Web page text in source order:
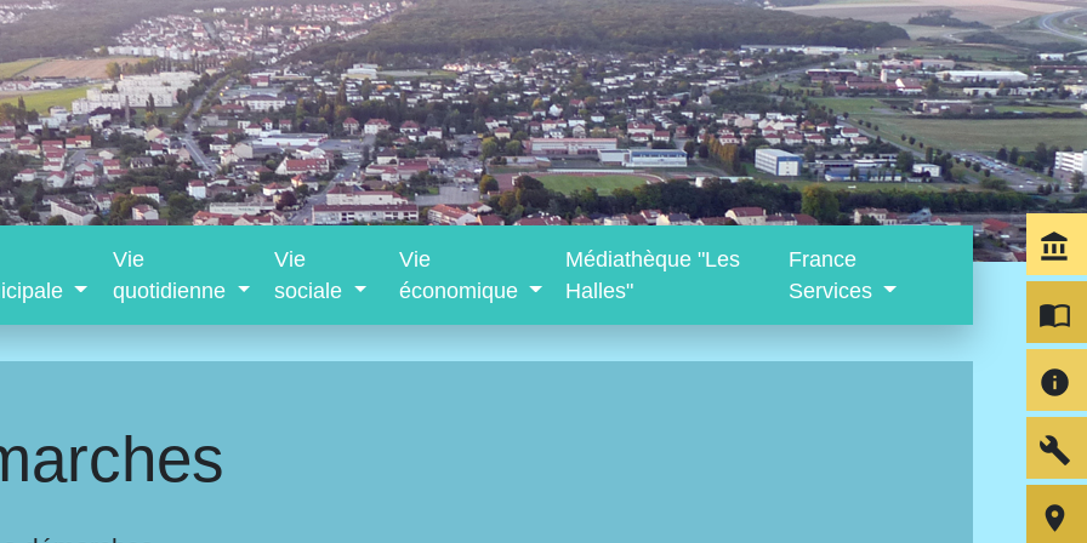
Vie
quotidienne
Vie
sociale
Vie
économique
Médiathèque "Les
Halles"
France
Services
account_balance
import_contacts
info
build
room